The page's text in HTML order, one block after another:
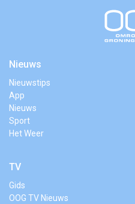
Nieuws
Nieuwstips
App
Nieuws
Sport
Het Weer
TV
Gids
OOG TV Nieuws